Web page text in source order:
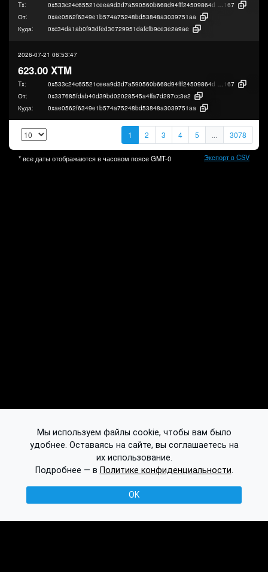
Tx: 0x533c24c65521ceea9d3d7a590560b668d94fff24509864d88bf70dec8cc6f
167
От:
0xae0562f6349e1b574a75248bd53848a3039751aa
Куда:
0xc34da1ab0f93dfed30729951dafcfb9ce3e2a9ae
2026-07-21 06:53:47
623.00 XTM
Tx: 0x533c24c65521ceea9d3d7a590560b668d94fff24509864d88bf70dec8cc6f
167
От:
0x337685fdab40d39bd02028545a4ffa7d287cc3e2
Куда:
0xae0562f6349e1b574a75248bd53848a3039751aa
1 2 3 4 5 ... 3078
* все даты отображаются в часовом поясеGMT-0 Экспорт в CSV
Мы используем файлы cookie, чтобы вам было
удобнее. Оставаясь на сайте, вы соглашаетесь на
их использование.
Подробнее — в Политике конфиденциальности.
OK